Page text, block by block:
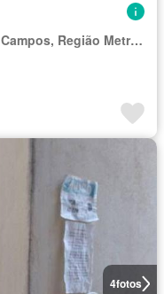
Região Imediata de São José dos Campos, Região Metropolitana do Vale do Paraíba e Litoral Norte
4fotos